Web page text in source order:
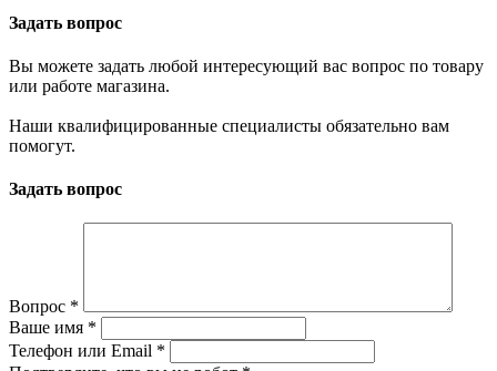
Задать вопрос
Вы можете задать любой интересующий вас вопрос по товару
или работе магазина.
Наши квалифицированные специалисты обязательно вам
помогут.
Задать вопрос
Вопрос *
Ваше имя *
Телефон или Email *